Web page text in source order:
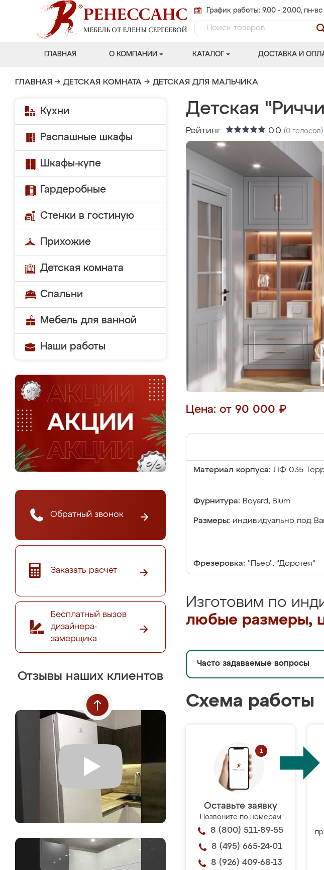
График работы: 9.00 - 20.00, пн-вс
ГЛАВНАЯ О КОМПАНИИ КАТАЛОГ ДОСТАВКА И
ГЛАВНАЯ → ДЕТСКАЯ КОМНАТА → ДЕТСКАЯ ДЛЯ МАЛЬЧИКА
Кухни
Распашные шкафы
Шкафы-купе
Гардеробные
Стенки в гостиную
Прихожие
Детская комната
Спальни
Мебель для ванной
Наши работы
Обратный звонок
Заказать расчёт
Бесплатный вызов
дизайнера-
замерщика
Отзывы наших клиентов
Детская
Рейтинг: 0.0 (0 голосов)
Цена: от 90 000 ₽
Материал корпуса: ЛФ 035
Фурнитура: Boyard, Blum
Размеры: индивидуально под
Фрезеровка: "Пьер", "Доротея"
Изготовим по
любые размеры,
Часто задаваемые вопросы
Схема работы
Оставьте заявку
Позвоните по номерам
8 (800) 511-89-55
8 (495) 665-24-01
8 (926) 409-68-13